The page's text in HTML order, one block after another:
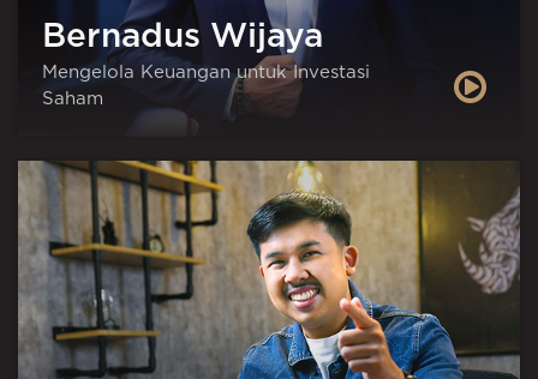
Bernadus Wijaya
Mengelola Keuangan untuk Investasi
Saham